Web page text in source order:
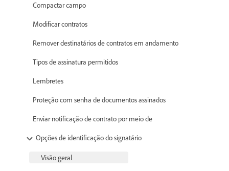
Compactar campo
Modificar contratos
Remover destinatários de contratos em andamento
Tipos de assinatura permitidos
Lembretes
Proteção com senha de documentos assinados
Enviar notificação de contrato por meio de
Opções de identificação do signatário
Visão geral